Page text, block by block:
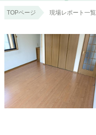
TOPページ 現場レポート一覧